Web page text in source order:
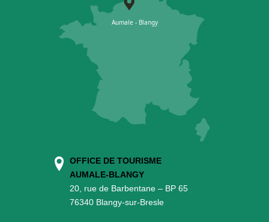
OFFICE DE TOURISME
AUMALE-BLANGY
20, rue de Barbentane – BP 65
76340 Blangy-sur-Bresle